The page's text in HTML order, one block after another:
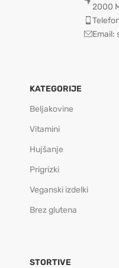
2000
Email:
KATEGORIJE
Beljakovine
Vitamini
Hujšanje
Prigrizki
Veganski izdelki
Brez glutena
STORTIVE